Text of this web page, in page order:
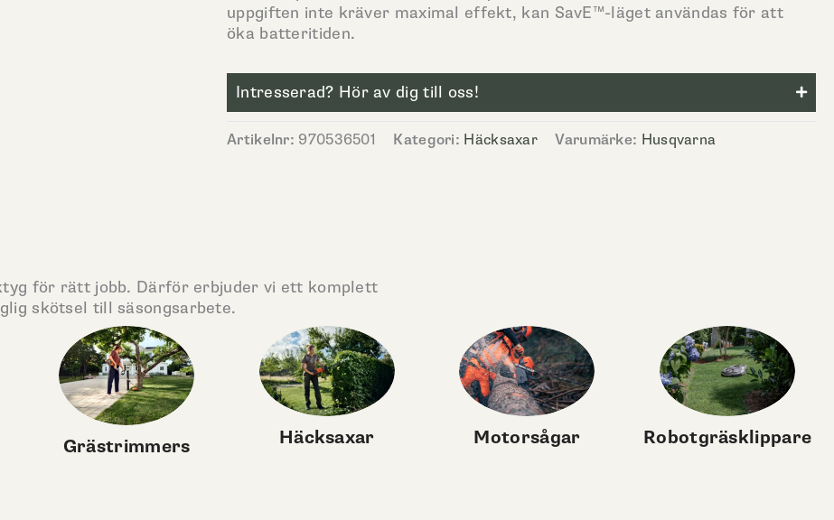
uppgiften inte kräver maximal effekt, kan SavE™-läget användas för att
öka batteritiden.
Intresserad? Hör av dig till oss!
Artikelnr: 970536501 Kategori: Häcksaxar Varumärke: Husqvarna
för rätt jobb. Därför erbjuder vi ett komplett
skötsel till säsongsarbete.
Grästrimmers Häcksaxar Motorsågar Robotgräsklippare